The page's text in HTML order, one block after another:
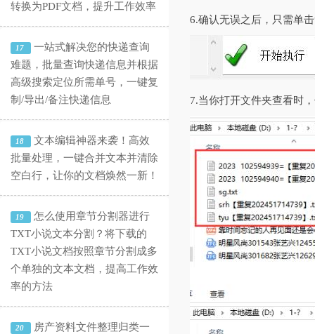
转换为PDF文档，提升工作效率
17
一站式解决您的快递查询
难题，批量查询快递信息并根据
高级搜索定位所需单号，一键复
制/导出/备注快递信息
18
文本编辑神器来袭！高效
批量处理，一键合并文本并清除
空白行，让你的文档焕然一新！
19
怎么使用章节分割器进行
TXT小说文本分割？将下载的
TXT小说文档按照章节分割成多
个单独的文本文档，提高工作效
率的方法
20 房产资料文件整理归类一
6.确认无误之后，只需单
7.当你打开文件夹查看时